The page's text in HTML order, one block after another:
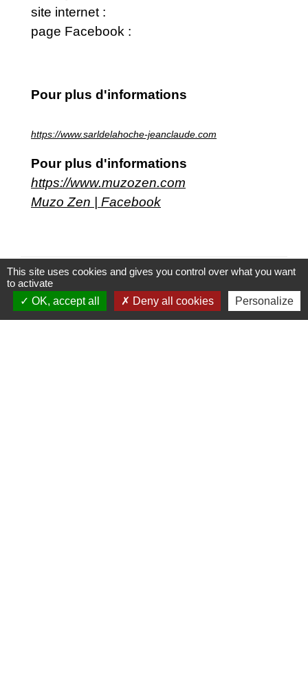
site internet :
page Facebook :
Pour plus d'informations
https://www.sarldelahoche-jeanclaude.com
Pour plus d'informations
https://www.muzozen.com
Muzo Zen | Facebook
Contactez votre mairie
This site uses cookies and gives you control over what you want
to activate
OK, accept all
Deny all cookies Personalize